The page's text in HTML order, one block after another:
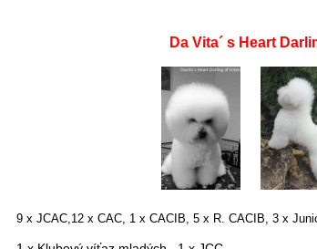
Da Vita´ s Heart Darling
9 x JCAC,12 x CAC, 1 x CACIB, 5 x R. CACIB, 3 x